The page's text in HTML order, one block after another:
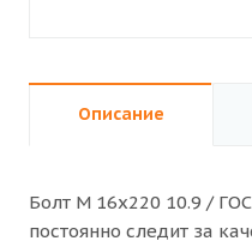
Описание
Болт M 16x220 10.9 /
постоянно следит за